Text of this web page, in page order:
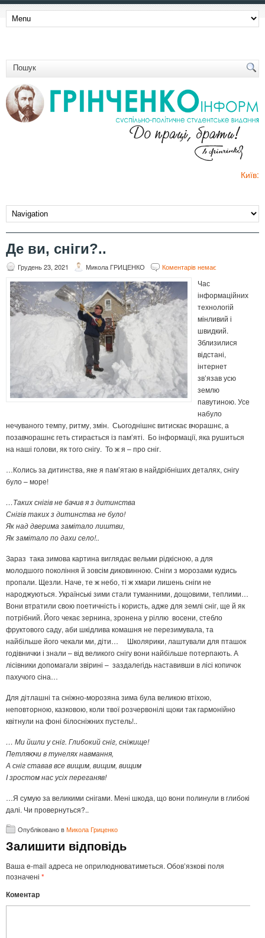
Київ:
Де ви, сніги?..
Грудень 23, 2021 Микола ГРИЦЕНКО Коментарів немає
Час
інформаційних
технологій
мінливий і
швидкий.
Зблизилися
відстані,
інтернет
зв’язав усю
землю
павутиною. Усе
набуло
нечуваного темпу, ритму, змін. Сьогоднішнє витискає вчорашнє, а
позавчорашнє геть стирається із пам’яті. Бо інформації, яка рушиться
на наші голови, як того снігу. То ж я – про сніг.
…Колись за дитинства, яке я пам’ятаю в найдрібніших деталях, снігу
було – море!
…Таких снігів не бачив я з дитинства
Снігів таких з дитинства не було!
Як над дверима замітало лиштви,
Як замітало по дахи село!..
Зараз така зимова картина виглядає вельми рідкісною, а для
молодшого покоління й зовсім диковинною. Сніги з морозами кудись
пропали. Щезли. Наче, те ж небо, ті ж хмари лишень сніги не
народжуються. Українські зими стали туманними, дощовими, теплими…
Вони втратили свою поетичність і користь, адже для землі сніг, ще й як
потрібний. Його чекає зернина, зронена у ріллю восени, стебло
фруктового саду, аби шкідлива комашня не перезимувала, та
найбільше його чекали ми, діти… Школярики, лаштували для пташок
годівнички і знали – від великого снігу вони найбільше потерпають. А
лісівники допомагали звірині – заздалегідь наставивши в лісі копичок
пахучого сіна…
Для дітлашні та сніжно-морозяна зима була великою втіхою,
неповторною, казковою, коли твої розчервонілі щоки так гармонійно
квітнули на фоні білосніжних пустель!..
… Ми йшли у сніг. Глибокий сніг, сніжище!
Петляючи в тунелях навмання,
А сніг ставав все вищим, вищим, вищим
І зростом нас усіх переганяв!
…Я сумую за великими снігами. Мені шкода, що вони полинули в глибокі
далі. Чи провернуться?..
Опубліковано вМикола Гриценко
Залишити відповідь
Ваша e-mail адреса не оприлюднюватиметься. Обов’язкові поля
позначені *
Коментар